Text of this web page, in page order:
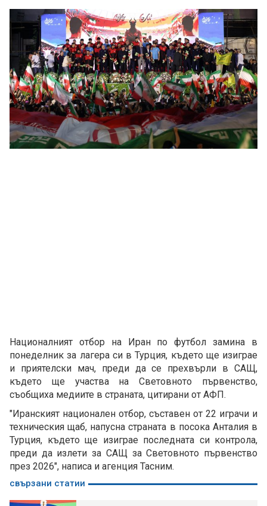
Националният отбор на Иран по футбол замина в
понеделник за лагера си в Турция, където ще изиграе
и приятелски мач, преди да се прехвърли в САЩ,
където ще участва на Световното първенство,
съобщиха медиите в страната, цитирани от АФП.
"Иранският национален отбор, съставен от 22 играчи и
техническия щаб, напусна страната в посока Анталия в
Турция, където ще изиграе последната си контрола,
преди да излети за САЩ за Световното първенство
през 2026", написа и агенция Тасним.
свързани статии